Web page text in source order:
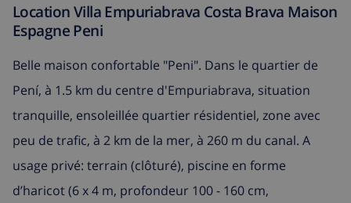
Location Villa Empuriabrava Costa Brava Maison
Espagne Peni
Belle maison confortable "Peni". Dans le quartier de
Pení, à 1.5 km du centre d'Empuriabrava, situation
tranquille, ensoleillée quartier résidentiel, zone avec
peu de trafic, à 2 km de la mer, à 260 m du canal. A
usage privé: terrain (clôturé), piscine en forme
d’haricot (6 x 4 m, profondeur 100 - 160 cm,